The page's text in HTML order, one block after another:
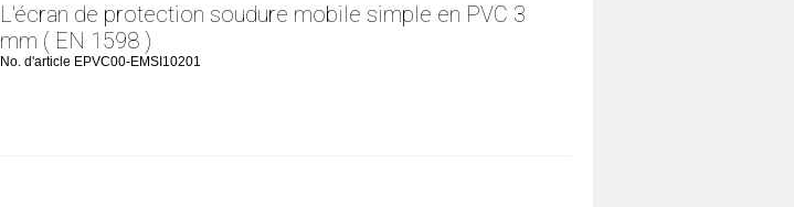
L'écran de protection soudure mobile simple en PVC 3
mm ( EN 1598 )
No. d'article EPVC00-EMSI10201